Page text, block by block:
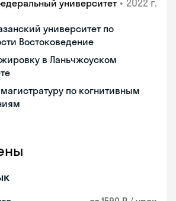
университет
университет по
Востоковедение
в Ланьчжоуском
по когнитивным